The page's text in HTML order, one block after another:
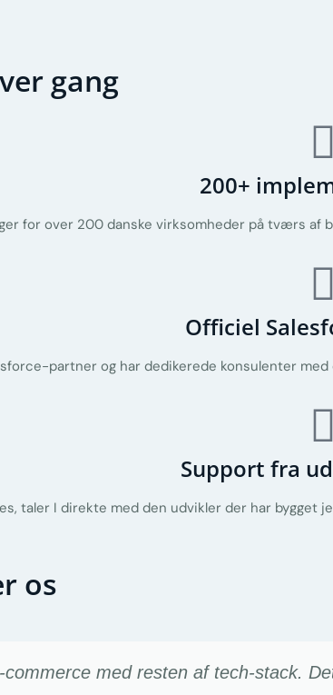
gang
200+
for over 200 danske virksomheder på tværs af
Officiel
partner og har dedikerede konsulenter
Support fra
taler I direkte med den udvikler der har bygget
os
med resten af tech-stack.